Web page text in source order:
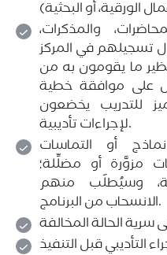
والمذكرات،
تسجيلهم في المركز
نظير ما يقومون به من
على موافقة خطية
للتدريب يخضعون
لإجراءات تأديبية.
أو التماسات
مزوَّرة أو مضلِّلة؛
وسيُطلَب منهم
الانسحاب من البرنامج.